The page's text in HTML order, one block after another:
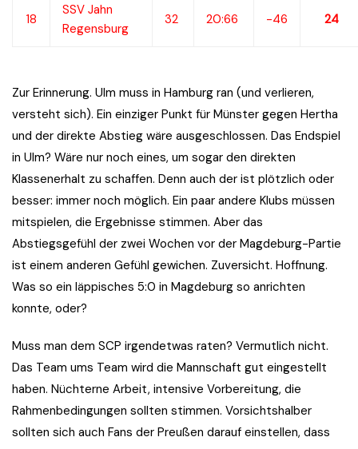
18
SSV Jahn
Regensburg
32 20:66 -46 24
Zur Erinnerung. Ulm muss in Hamburg ran (und verlieren,
versteht sich). Ein einziger Punkt für Münster gegen Hertha
und der direkte Abstieg wäre ausgeschlossen. Das Endspiel
in Ulm? Wäre nur noch eines, um sogar den direkten
Klassenerhalt zu schaffen. Denn auch der ist plötzlich oder
besser: immer noch möglich. Ein paar andere Klubs müssen
mitspielen, die Ergebnisse stimmen. Aber das
Abstiegsgefühl der zwei Wochen vor der Magdeburg-Partie
ist einem anderen Gefühl gewichen. Zuversicht. Hoffnung.
Was so ein läppisches 5:0 in Magdeburg so anrichten
konnte, oder?
Muss man dem SCP irgendetwas raten? Vermutlich nicht.
Das Team ums Team wird die Mannschaft gut eingestellt
haben. Nüchterne Arbeit, intensive Vorbereitung, die
Rahmenbedingungen sollten stimmen. Vorsichtshalber
sollten sich auch Fans der Preußen darauf einstellen, dass